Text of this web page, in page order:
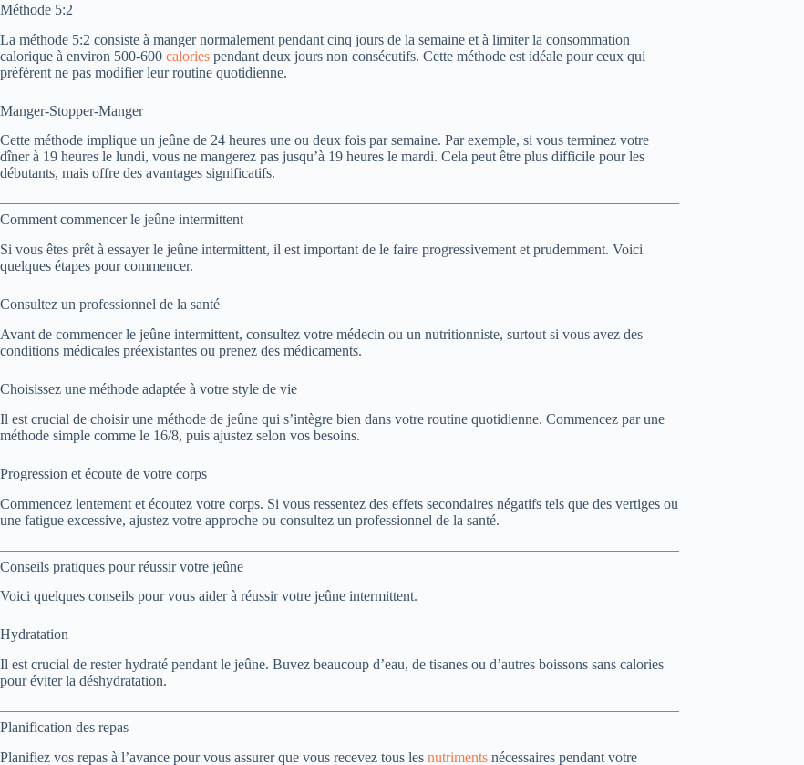
Méthode 5:2
La méthode 5:2 consiste à manger normalement pendant cinq jours de la semaine et à limiter la consommation
calorique à environ 500-600 calories pendant deux jours non consécutifs. Cette méthode est idéale pour ceux qui
préfèrent ne pas modifier leur routine quotidienne.
Manger-Stopper-Manger
Cette méthode implique un jeûne de 24 heures une ou deux fois par semaine. Par exemple, si vous terminez votre
dîner à 19 heures le lundi, vous ne mangerez pas jusqu’à 19 heures le mardi. Cela peut être plus difficile pour les
débutants, mais offre des avantages significatifs.
Comment commencer le jeûne intermittent
Si vous êtes prêt à essayer le jeûne intermittent, il est important de le faire progressivement et prudemment. Voici
quelques étapes pour commencer.
Consultez un professionnel de la santé
Avant de commencer le jeûne intermittent, consultez votre médecin ou un nutritionniste, surtout si vous avez des
conditions médicales préexistantes ou prenez des médicaments.
Choisissez une méthode adaptée à votre style de vie
Il est crucial de choisir une méthode de jeûne qui s’intègre bien dans votre routine quotidienne. Commencez par une
méthode simple comme le 16/8, puis ajustez selon vos besoins.
Progression et écoute de votre corps
Commencez lentement et écoutez votre corps. Si vous ressentez des effets secondaires négatifs tels que des vertiges ou
une fatigue excessive, ajustez votre approche ou consultez un professionnel de la santé.
Conseils pratiques pour réussir votre jeûne
Voici quelques conseils pour vous aider à réussir votre jeûne intermittent.
Hydratation
Il est crucial de rester hydraté pendant le jeûne. Buvez beaucoup d’eau, de tisanes ou d’autres boissons sans calories
pour éviter la déshydratation.
Planification des repas
Planifiez vos repas à l’avance pour vous assurer que vous recevez tous les nutriments nécessaires pendant votre